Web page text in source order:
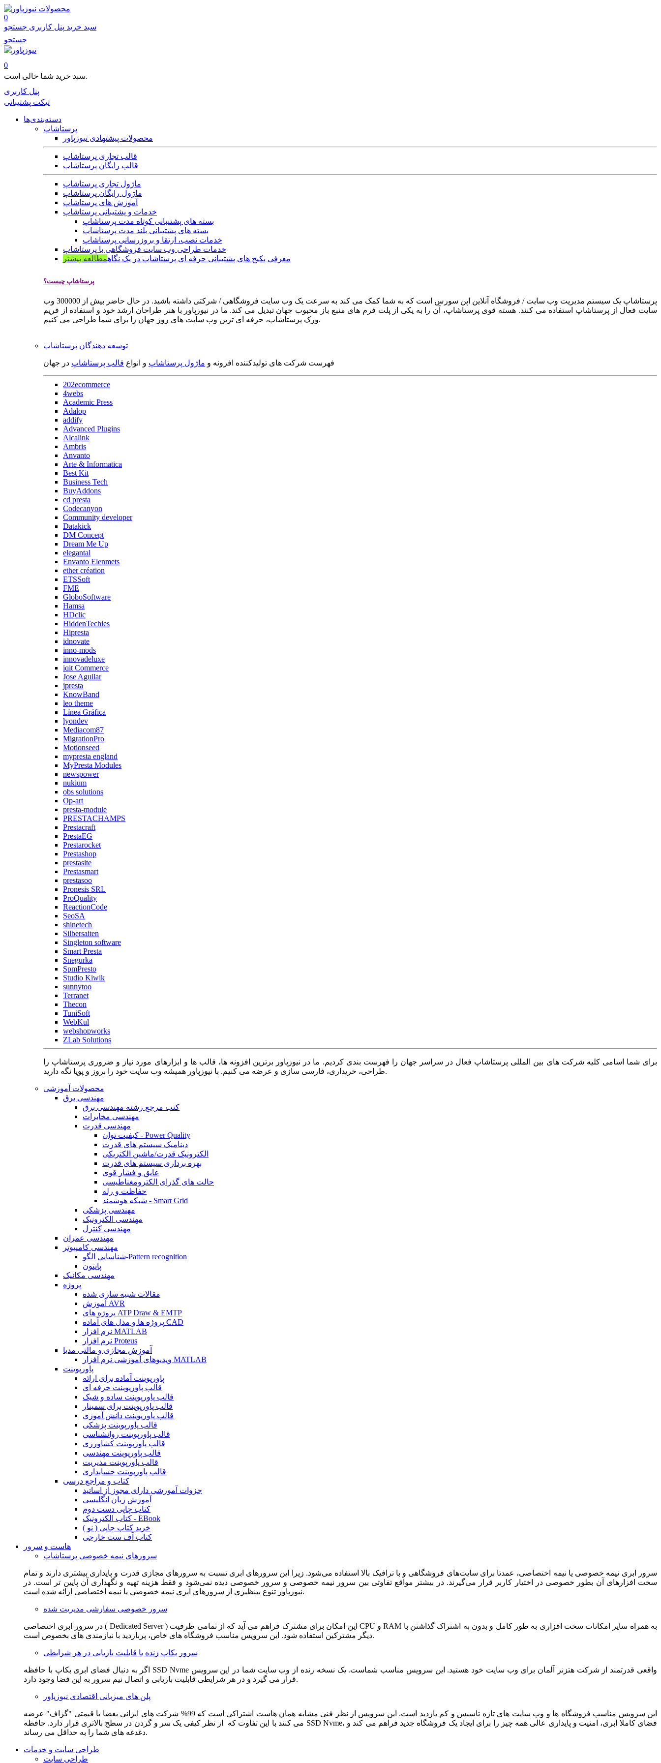
محصولات
0
سبد خرید پنل کاربری جستجو
جستجو
0
سبد خرید شما خالی است.
پنل کاربری
تیکت پشتیبانی
دسته‌بندی‌ها
پرستاشاپ
محصولات پیشنهادی نیوزپاور
قالب تجاری پرستاشاپ
قالب رایگان پرستاشاپ
ماژول تجاری پرستاشاپ
ماژول رایگان پرستاشاپ
آموزش های پرستاشاپ
خدمات و پشتیبانی پرستاشاپ
بسته های پشتیبانی کوتاه مدت پرستاشاپ
بسته های پشتیبانی بلند مدت پرستاشاپ
خدمات نصب، ارتقا و بروزرسانی پرستاشاپ
خدمات طراحی وب سایت فروشگاهی با پرستاشاپ
معرفی پکیج های پشتیبانی حرفه ای پرستاشاپ در یک نگاهمطالعه بیشتر
پرستاشاپ چیست؟
پرستاشاپ یک سیستم مدیریت وب سایت / فروشگاه آنلاین اپن سورس است که به شما کمک می کند به سرعت یک وب سایت فروشگاهی / شرکتی داشته باشید. در حال حاضر بیش از 300000 وب
سایت فعال از پرستاشاپ استفاده می کنند. هسته قوی پرستاشاپ، آن را به یکی از پلت فرم های منبع باز محبوب جهان تبدیل می کند. ما در نیوزپاور با هنر طراحان ارشد خود و استفاده از فریم
ورک پرستاشاپ، حرفه ای ترین وب سایت های روز جهان را برای شما طراحی می کنیم.
توسعه دهندگان پرستاشاپ
فهرست شرکت های تولیدکننده افزونه و ماژول پرستاشاپ و انواع قالب پرستاشاپ در جهان
202ecommerce
4webs
Academic Press
Adalop
addify
Advanced Plugins
Alcalink
Ambris
Anvanto
Arte & Informatica
Best Kit
Business Tech
BuyAddons
cd presta
Codecanyon
Community developer
Datakick
DM Concept
Dream Me Up
elegantal
Envanto Elenmets
ether création
ETSSoft
FME
GloboSoftware
Hamsa
HDclic
HiddenTechies
Hipresta
idnovate
inno-mods
innovadeluxe
iqit Commerce
Jose Aguilar
jpresta
KnowBand
leo theme
Línea Gráfica
lyondev
Mediacom87
MigrationPro
Motionseed
mypresta england
MyPresta Modules
newspower
nukium
obs solutions
Op-art
presta-module
PRESTACHAMPS
Prestacraft
PrestaEG
Prestarocket
Prestashop
prestasite
Prestasmart
prestasoo
Pronesis SRL
ProQuality
ReactionCode
SeoSA
shinetech
Silbersaiten
Singleton software
Smart Presta
Snegurka
SpmPresto
Studio Kiwik
sunnytoo
Terranet
Thecon
TuniSoft
WebKul
webshopworks
ZLab Solutions
برای شما اسامی کلیه شرکت های بین المللی پرستاشاپ فعال در سراسر جهان را فهرست بندی کردیم. ما در نیوزپاور برترین افزونه ها، قالب ها و ابزارهای مورد نیاز و ضروری پرستاشاپ را
طراحی، خریداری، فارسی سازی و عرضه می کنیم. با نیوزپاور همیشه وب سایت خود را بروز و پویا نگه دارید.
محصولات آموزشی
مهندسی برق
کتب مرجع رشته مهندسی برق
مهندسی مخابرات
مهندسی قدرت
کیفیت توان - Power Quality
دینامیک سیستم های قدرت
الکترونیک قدرت/ماشین الکتریکی
بهره برداری سیستم های قدرت
عایق و فشار قوی
حالت های گذرای الکترومغناطیسی
حفاظت و رله
شبکه هوشمند - Smart Grid
مهندسی پزشکی
مهندسی الکترونیک
مهندسی کنترل
مهندسی عمران
مهندسی کامپیوتر
شناسایی الگو-Pattern recognition
پایتون
مهندسی مکانیک
پروژه
مقالات شبیه سازی شده
آموزش AVR
پروژه های ATP Draw & EMTP
پروژه ها و مدل های آماده CAD
نرم افزار MATLAB
نرم افزار Proteus
آموزش مجازی و مالتی مدیا
ویدیوهای آموزشی نرم افزار MATLAB
پاورپوینت
پاورپوینت آماده برای ارائه
قالب پاورپوینت حرفه ای
قالب پاورپوینت ساده و شیک
قالب پاورپوینت برای سمینار
قالب پاورپوینت دانش آموزی
قالب پاورپوینت پزشکی
قالب پاورپوینت روانشناسی
قالب پاورپوینت کشاورزی
قالب پاورپوینت مهندسی
قالب پاورپوینت مدیریت
قالب پاورپوینت حسابداری
کتاب و مراجع درسی
جزوات آموزشی دارای مجوز از اساتید
آموزش زبان انگلیسی
کتاب چاپی دست دوم
کتاب الکترونیک - EBook
خرید کتاب چاپی ( نو )
کتاب آف ست خارجی
هاست و سرور
سرورهای نیمه خصوصی پرستاشاپ
سرور ابری نیمه خصوصی یا نیمه اختصاصی، عمدتا برای سایت‌های فروشگاهی و با ترافیک بالا استفاده می‌شود. زیرا این سرورهای ابری نسبت به سرورهای مجازی قدرت و پایداری بیشتری دارند و تمام
سخت افزارهای آن بطور خصوصی در اختیار کاربر قرار می‌گیرند. در بیشتر مواقع تفاوتی بین سرور نیمه خصوصی و سرور خصوصی دیده نمی‌شود و فقط هزینه تهیه و نگهداری آن پایین تر است. در
نیوزپاور تنوع بینظیری از سرورهای ابری نیمه خصوصی یا نیمه اختصاصی ارائه شده است.
سرور خصوصی سفارشی مدیریت شده
در سرور ابری اختصاصی ( Dedicated Server ) این امکان برای مشترک فراهم می آید که از تمامی ظرفیت CPU و RAM به همراه سایر امکانات سخت افزاری به طور کامل و بدون به اشتراک گذاشتن با
دیگر مشترکین استفاده شود. این سرویس مناسب فروشگاه های خاص، پربازدید با نیازمندی های بخصوص است.
سرور بکاپ زنده با قابلیت بازیابی در هر شرایطی
اگر به دنبال فضای ابری بکاپ با حافظه SSD Nvme واقعی قدرتمند از شرکت هتزنر آلمان برای وب سایت خود هستید. این سرویس مناسب شماست. یک نسخه زنده از وب سایت شما در این سرویس
قرار می گیرد و در هر شرایطی قابلیت بازیابی و اتصال نیم سرور به این فضا وجود دارد.
پلن های میزبانی اقتصادی نیوزپاور
این سرویس مناسب فروشگاه ها و وب سایت های تازه تاسیس و کم بازدید است. این سرویس از نظر فنی مشابه همان هاست اشتراکی است که 99% شرکت های ایرانی بعضا با قیمتی "گزاف" عرضه
می کنند با این تفاوت که از نظر کیفی یک سر و گردن در سطح بالاتری قرار دارد. حافظه SSD Nvme، فضای کاملا ابری، امنیت و پایداری عالی همه چیز را برای ایجاد یک فروشگاه جدید فراهم می کند و
دغدغه های شما را به حداقل می رساند.
طراحی سایت و خدمات
طراحی سایت